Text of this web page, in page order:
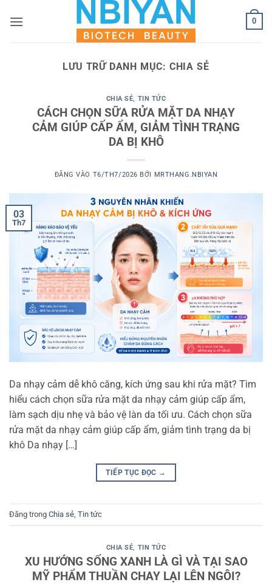
qua
0
LƯU TRỮ DANH MỤC: CHIA SẺ
CHIA SẺ, TIN TỨC
CÁCH CHỌN SỮA RỬA MẶT DA NHẠY
CẢM GIÚP CẤP ẨM, GIẢM TÌNH TRẠNG
DA BỊ KHÔ
ĐĂNG VÀO T6/TH7/2026 BỞI MRTHANG.NBIYAN
03
Th7
Da nhạy cảm dễ khô căng, kích ứng sau khi rửa mặt? Tìm
hiểu cách chọn sữa rửa mặt da nhạy cảm giúp cấp ẩm,
làm sạch dịu nhẹ và bảo vệ làn da tối ưu. Cách chọn sữa
rửa mặt da nhạy cảm giúp cấp ẩm, giảm tình trạng da bị
khô Da nhạy […]
TIẾP TỤC ĐỌC →
Đăng trong Chia sẻ Tin tức
CHIA SẺ, TIN TỨC
XU HƯỚNG SỐNG XANH LÀ GÌ VÀ TẠI SAO
MỸ PHẨM THUẦN CHAY LẠI LÊN NGÔI?